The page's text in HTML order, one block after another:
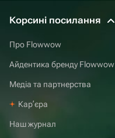
Корсині посилання
Про Flowwow
Айдентика бренду Flowwow
Медіа та партнерства
Карʼєра
Наш журнал